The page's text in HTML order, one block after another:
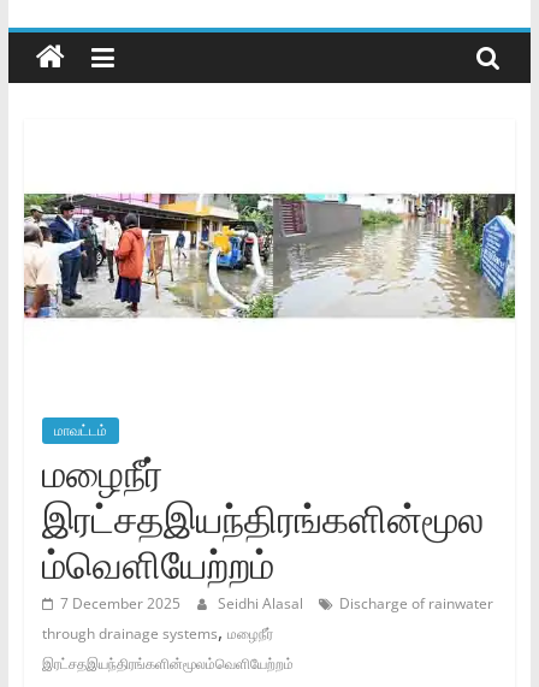
மாவட்டம்
மழைநீர்
இரட்சதஇயந்திரங்களின்மூல
ம்வெளியேற்றம்
7 December 2025 Seidhi Alasal
Discharge of rainwater
through drainage systems, மழைநீர்
இரட்சதஇயந்திரங்களின்மூலம்வெளியேற்றம்